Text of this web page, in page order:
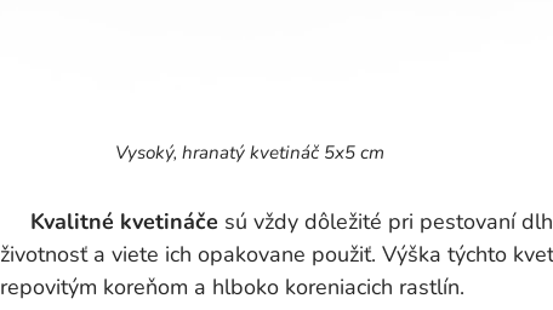
Vysoký, hranatý kvetináč 5x5 cm
Kvalitné kvetináče sú vždy dôležité pri pestovaní
životnosť a viete ich opakovane použiť. Výška týchto
repovitým koreňom a hlboko koreniacich rastlín.